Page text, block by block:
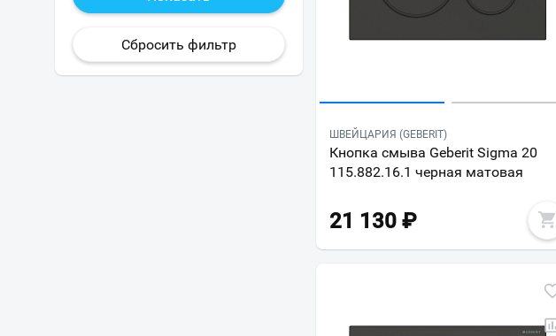
ШВЕЙЦАРИЯ (GEBERIT)
Кнопка смыва Geberit Sigma 20
115.882.16.1 черная матовая
21 130 ₽
Москва
Всё верно